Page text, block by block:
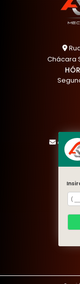
Chácara